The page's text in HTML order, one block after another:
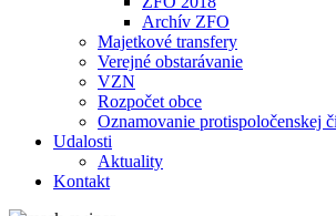
Archív ZFO
Majetkové transfery
Verejné obstarávanie
VZN
Rozpočet obce
Oznamovanie protispoločenskej
Udalosti
Aktuality
Kontakt